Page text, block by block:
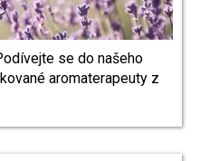
se do našeho
aromaterapeuty z